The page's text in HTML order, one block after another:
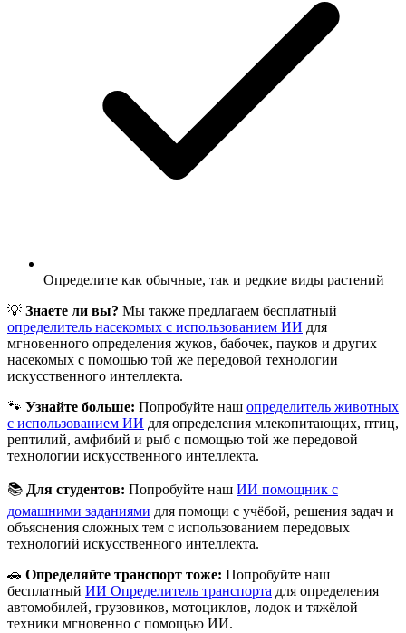
Определите как обычные, так и редкие виды растений
💡 Знаете ли вы? Мы также предлагаем бесплатный
определитель насекомых с использованием ИИ для
мгновенного определения жуков, бабочек, пауков и других
насекомых с помощью той же передовой технологии
искусственного интеллекта.
🐾 Узнайте больше: Попробуйте наш определитель животных
с использованием ИИ для определения млекопитающих, птиц,
рептилий, амфибий и рыб с помощью той же передовой
технологии искусственного интеллекта.
📚 Для студентов: Попробуйте наш ИИ помощник с
домашними заданиями для помощи с учёбой, решения задач и
объяснения сложных тем с использованием передовых
технологий искусственного интеллекта.
🚗 Определяйте транспорт тоже: Попробуйте наш
бесплатный ИИ Определитель транспорта для определения
автомобилей, грузовиков, мотоциклов, лодок и тяжёлой
техники мгновенно с помощью ИИ.